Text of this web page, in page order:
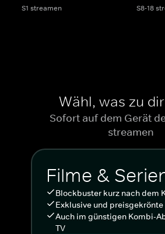
S1 streamen S8-18
Wähl, was zu
Sofort auf dem Gerät
streamen
Filme &
Blockbuster kurz nach dem
Exklusive und preisgekrönte
Auch im günstigen Kombi-
TV